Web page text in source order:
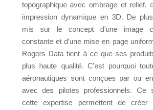
topographique avec ombrage et relief,
impression dynamique en 3D. De
mis sur le concept d’une image
constante et d’une mise en page
Rogers Data tient à ce que ses
plus haute qualité. C’est pourquoi
aéronautiques sont conçues par ou
avec des pilotes professionnels. Ce
cette expertise permettent de créer